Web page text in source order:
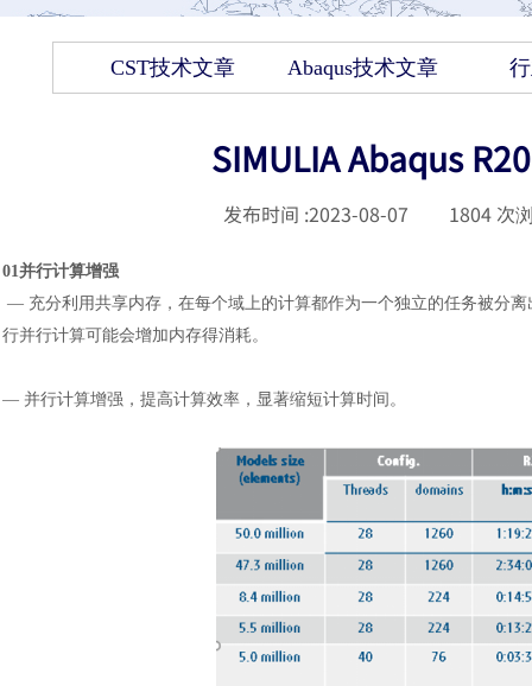
CST技术文章 Abaqus技术文章
SIMULIA Abaqus
发布时间 :2023-08-07 1804 次
01并行计算增强
— 充分利用共享内存，在每个域上的计算都作为一个独立的任务被分
行并行计算可能会增加内存得消耗。
— 并行计算增强，提高计算效率，显著缩短计算时间。